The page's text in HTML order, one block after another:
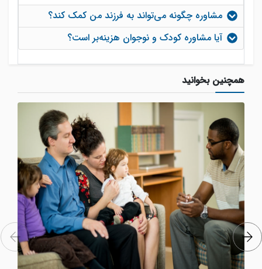
مشاوره چگونه می‌تواند به فرزند من کمک کند؟
آیا مشاوره کودک و نوجوان هزینه‌بر است؟
همچنین بخوانید